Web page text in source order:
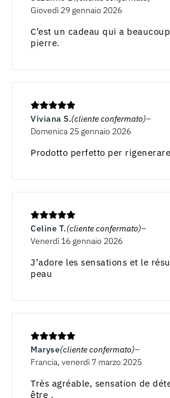
Giovedì 29 gennaio 2026
C’est un cadeau qui a
pierre.
Viviana S.(cliente confermato)
Domenica 25 gennaio 2026
Prodotto perfetto per
Celine T.(cliente confermato)
Venerdì 16 gennaio 2026
J’adore les sensations et le
peau
Maryse(cliente confermato)
Francia, venerdì 7 marzo 2025
Très agréable, sensation de
être ,